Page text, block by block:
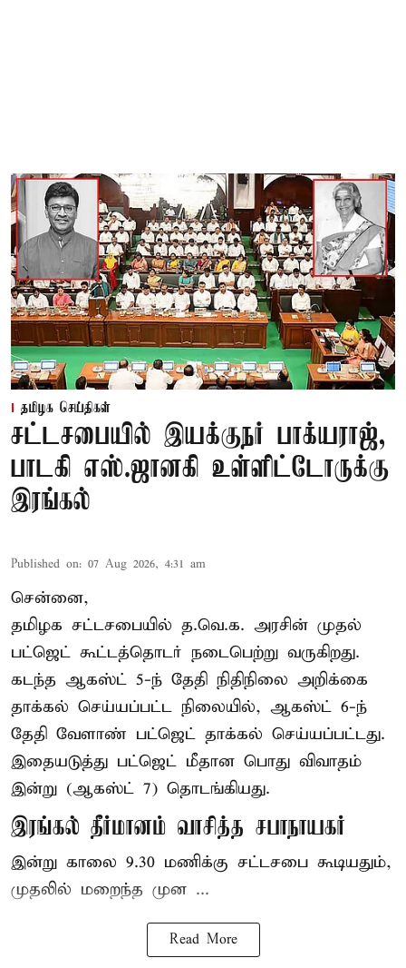
தமிழக செய்திகள்
சட்டசபையில் இயக்குநர் பாக்யராஜ்,
பாடகி எஸ்.ஜானகி உள்ளிட்டோருக்கு
இரங்கல்
Published on: 07 Aug 2026, 4:31 am
சென்னை,
தமிழக சட்டசபையில் த.வெ.க. அரசின் முதல்
பட்ஜெட் கூட்டத்தொடர் நடைபெற்று வருகிறது.
கடந்த ஆகஸ்ட் 5-ந் தேதி நிதிநிலை அறிக்கை
தாக்கல் செய்யப்பட்ட நிலையில், ஆகஸ்ட் 6-ந்
தேதி வேளாண் பட்ஜெட் தாக்கல் செய்யப்பட்டது.
இதையடுத்து பட்ஜெட் மீதான பொது விவாதம்
இன்று (ஆகஸ்ட் 7) தொடங்கியது.
இரங்கல் தீர்மானம் வாசித்த சபாநாயகர்
இன்று காலை 9.30 மணிக்கு சட்டசபை கூடியதும்,
முதலில் மறைந்த முன ...
Read More